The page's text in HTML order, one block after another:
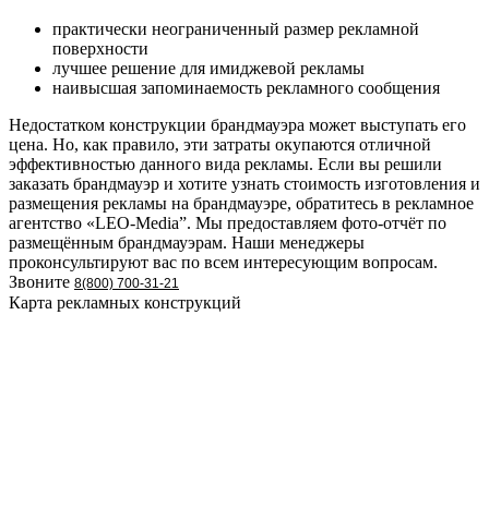
практически неограниченный размер рекламной
поверхности
лучшее решение для имиджевой рекламы
наивысшая запоминаемость рекламного сообщения
Недостатком конструкции брандмауэра может выступать его
цена. Но, как правило, эти затраты окупаются отличной
эффективностью данного вида рекламы. Если вы решили
заказать брандмауэр и хотите узнать стоимость изготовления и
размещения рекламы на брандмауэре, обратитесь в рекламное
агентство «LEO-Media”. Мы предоставляем фото-отчёт по
размещённым брандмауэрам. Наши менеджеры
проконсультируют вас по всем интересующим вопросам.
Звоните 8(800) 700-31-21
Карта рекламных конструкций